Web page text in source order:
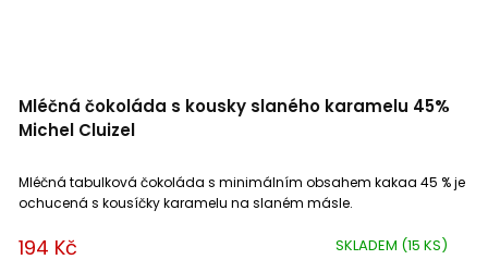
Mléčná čokoláda s kousky slaného karamelu 45%
Michel Cluizel
SKLADEM (15 KS)
194 Kč
Mléčná tabulková čokoláda s minimálním obsahem kakaa 45 % je
ochucená s kousíčky karamelu na slaném másle.